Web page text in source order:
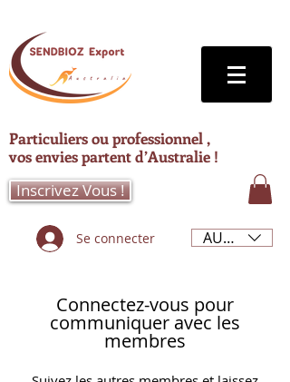
Particuliers ou professionnel ,
vos envies partent d’Australie !
Inscrivez Vous !
Se connecter AUD (AU$)
Connectez-vous pour
communiquer avec les
membres